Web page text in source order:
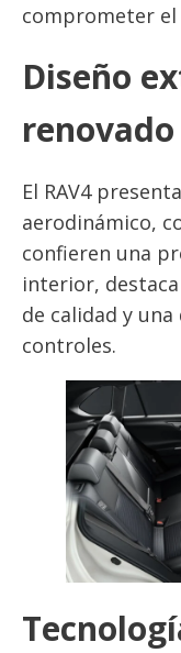
comprometer
Diseño
renovado
El RAV4
aerodinámico,
confieren una
interior,
de calidad y
controles.